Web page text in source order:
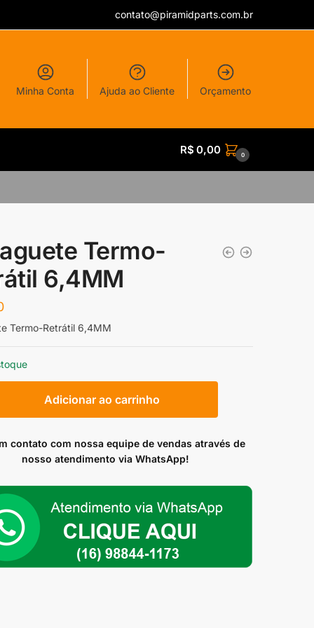
contato@piramidparts.com.br
Minha Conta Ajuda ao Cliente Orçamento
R$ 0,00 0
Termo-
6,4MM
Termo-Retrátil 6,4MM
Adicionar ao carrinho
contato com nossa equipe de vendas através de
nosso atendimento via WhatsApp!